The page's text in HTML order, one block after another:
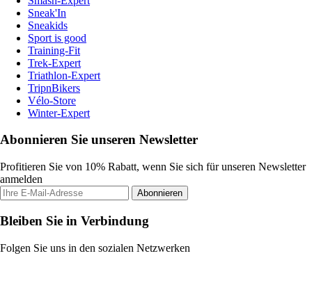
Sneak'In
Sneakids
Sport is good
Training-Fit
Trek-Expert
Triathlon-Expert
TripnBikers
Vélo-Store
Winter-Expert
Abonnieren Sie unseren Newsletter
Profitieren Sie von 10% Rabatt, wenn Sie sich für unseren Newsletter
anmelden
Abonnieren
Bleiben Sie in Verbindung
Folgen Sie uns in den sozialen Netzwerken